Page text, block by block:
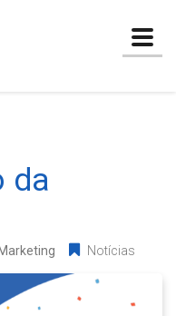
da
Notícias